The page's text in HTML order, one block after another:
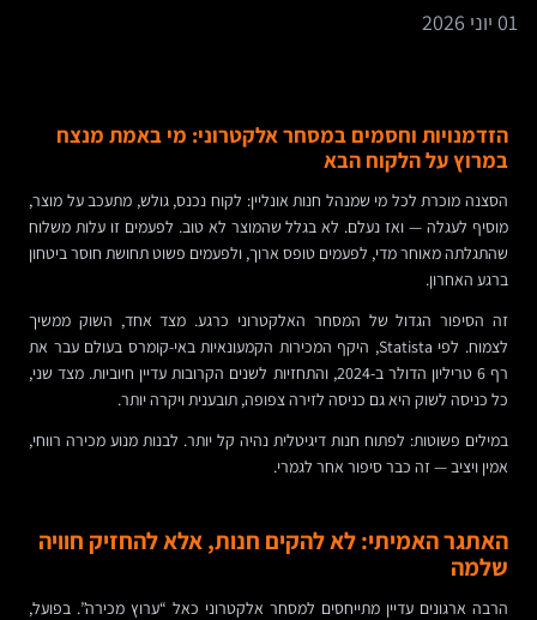
01 יוני 2026
הזדמנויות וחסמים במסחר אלקטרוני: מי באמת מנצח
במרוץ על הלקוח הבא
הסצנה מוכרת לכל מי שמנהל חנות אונליין: לקוח נכנס, גולש, מתעכב על מוצר,
מוסיף לעגלה — ואז נעלם. לא בגלל שהמוצר לא טוב. לפעמים זו עלות משלוח
שהתגלתה מאוחר מדי, לפעמים טופס ארוך, ולפעמים פשוט תחושת חוסר ביטחון
ברגע האחרון.
זה הסיפור הגדול של המסחר האלקטרוני כרגע. מצד אחד, השוק ממשיך
לצמוח. לפי Statista, היקף המכירות הקמעונאיות באי-קומרס בעולם עבר את
רף 6 טריליון הדולר ב-2024, והתחזיות לשנים הקרובות עדיין חיוביות. מצד שני,
כל כניסה לשוק היא גם כניסה לזירה צפופה, תובענית ויקרה יותר.
במילים פשוטות: לפתוח חנות דיגיטלית נהיה קל יותר. לבנות מנוע מכירה רווחי,
אמין ויציב — זה כבר סיפור אחר לגמרי.
האתגר האמיתי: לא להקים חנות, אלא להחזיק חוויה
שלמה
הרבה ארגונים עדיין מתייחסים למסחר אלקטרוני כאל “ערוץ מכירה”. בפועל,